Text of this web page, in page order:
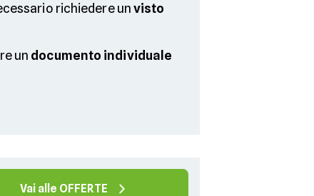
richiedere unvisto
un documento individuale
Vai alle OFFERTE